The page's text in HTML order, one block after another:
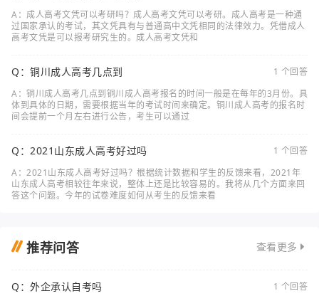
A：成人高考文凭可以考研吗？成人高考文凭可以考研。成人高考是一种通
过国家承认的考试，其文凭具有与普通高中文凭相同的法律效力。凭借成人
高考文凭是可以报考研究生的。成人高考文凭和
Q：铜川成人高考几点到
1 个回答
A：铜川成人高考几点到铜川成人高考报名的时间一般是在每年的3月份。具
体到具体的日期，需要根据当年的考试时间来确定。铜川成人高考的报名时
间会提前一个月左右进行公告，考生可以通过
Q：2021山东成人高考好过吗
1 个回答
A：2021山东成人高考好过吗？根据统计数据和学生的反馈来看，2021年
山东成人高考相较往年来说，整体上还是比较容易的。我将从几个方面来回
答这个问题。今年的试卷难度如何从考生的反馈来看
推荐问答 查看更多
Q：外企承认自考吗
1 个回答